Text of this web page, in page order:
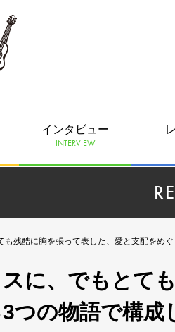
インタビュー
INTERVIEW
残酷に胸を張って表した、愛と支配をめ
に、でもとて
つの物語で構成